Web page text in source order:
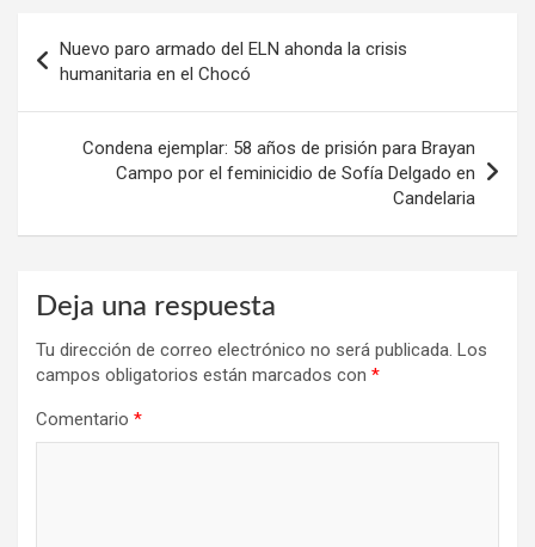
de
entradas
Nuevo paro armado del ELN ahonda la crisis
humanitaria en el Chocó
Condena ejemplar: 58 años de prisión para Brayan
Campo por el feminicidio de Sofía Delgado en
Candelaria
Deja una respuesta
Tu dirección de correo electrónico no será publicada. Los
campos obligatorios están marcados con *
Comentario *